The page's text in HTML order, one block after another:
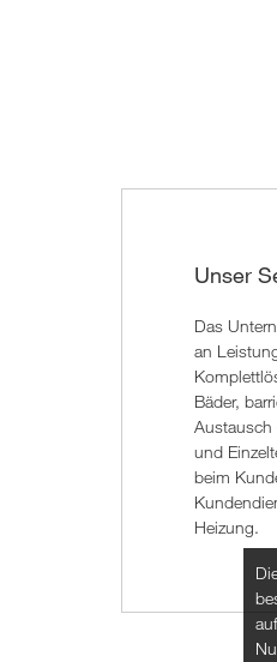
Unser
Das
an
Bäder,
Austausch
und
beim
Heizung.